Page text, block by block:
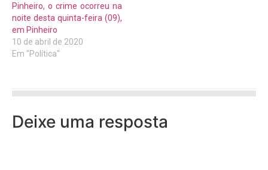
Pinheiro, o crime ocorreu na
noite desta quinta-feira (09),
em Pinheiro
10 de abril de 2020
Em "Política"
Deixe uma resposta